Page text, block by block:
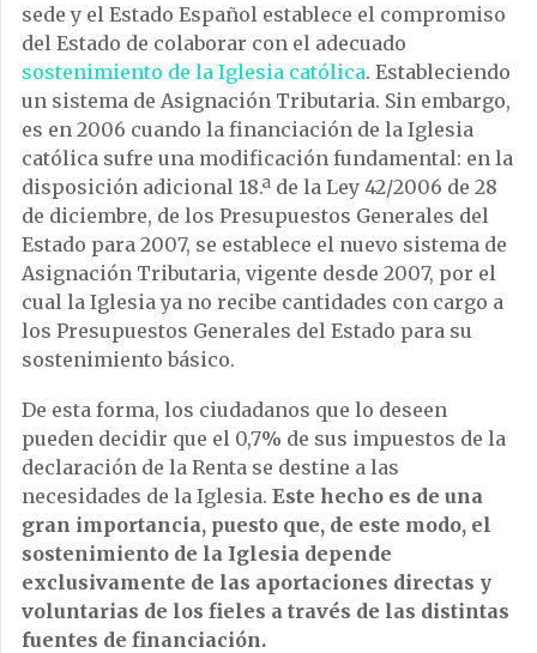
sede y el Estado Español establece el compromiso
del Estado de colaborar con el adecuado
sostenimiento de la Iglesia católica. Estableciendo
un sistema de Asignación Tributaria. Sin embargo,
es en 2006 cuando la financiación de la Iglesia
católica sufre una modificación fundamental: en la
disposición adicional 18.ª de la Ley 42/2006 de 28
de diciembre, de los Presupuestos Generales del
Estado para 2007, se establece el nuevo sistema de
Asignación Tributaria, vigente desde 2007, por el
cual la Iglesia ya no recibe cantidades con cargo a
los Presupuestos Generales del Estado para su
sostenimiento básico.
De esta forma, los ciudadanos que lo deseen
pueden decidir que el 0,7% de sus impuestos de la
declaración de la Renta se destine a las
necesidades de la Iglesia. Este hecho es de una
gran importancia, puesto que, de este modo, el
sostenimiento de la Iglesia depende
exclusivamente de las aportaciones directas y
voluntarias de los fieles a través de las distintas
fuentes de financiación.